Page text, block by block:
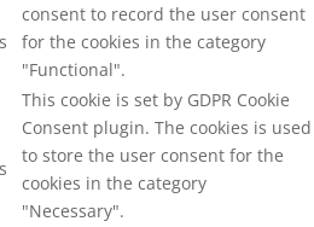
consent to record the user consent
for the cookies in the category
"Functional".
This cookie is set by GDPR Cookie
Consent plugin. The cookies is used
to store the user consent for the
cookies in the category
"Necessary".